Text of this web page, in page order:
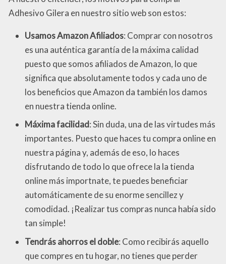
Adhesivo Gilera en nuestro sitio web son estos:
Usamos Amazon Afiliados: Comprar con nosotros
es una auténtica garantía de la máxima calidad
puesto que somos afiliados de Amazon, lo que
significa que absolutamente todos y cada uno de
los beneficios que Amazon da también los damos
en nuestra tienda online.
Máxima facilidad: Sin duda, una de las virtudes más
importantes. Puesto que haces tu compra online en
nuestra página y, además de eso, lo haces
disfrutando de todo lo que ofrece la la tienda
online más importnate, te puedes beneficiar
automáticamente de su enorme sencillez y
comodidad. ¡Realizar tus compras nunca había sido
tan simple!
Tendrás ahorros el doble: Como recibirás aquello
que compres en tu hogar, no tienes que perder